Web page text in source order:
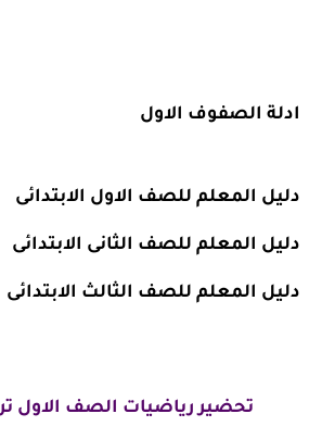
ادلة الصفوف الاول
دليل المعلم للصف الاول الابتدائى
دليل المعلم للصف الثانى الابتدائى
دليل المعلم للصف الثالث الابتدائى
تحضير رياضيات الصف الاول